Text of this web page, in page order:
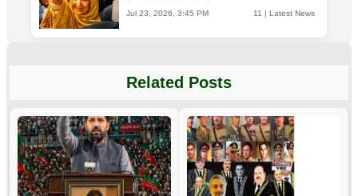
11 | Latest News
Jul 23, 2026, 3:45 PM
Related Posts